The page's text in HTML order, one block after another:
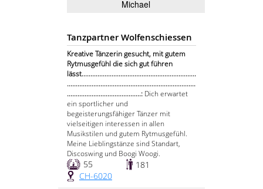
Michael
Tanzpartner Wolfenschiessen
Kreative Tänzerin gesucht, mit gutem
Rytmusgefühl die sich gut führen
lässt.................................................................
.........................................................................
..........................................: Dich erwartet
ein sportlicher und
begeisterungsfähiger Tänzer mit
vielseitigen interessen in allen
Musikstilen und gutem Rytmusgefühl.
Meine Lieblingstänze sind Standart,
Discoswing und Boogi Woogi.
55
181
CH-6020